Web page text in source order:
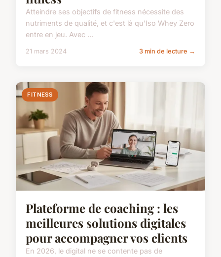
Atteindre ses objectifs de fitness nécessite des
nutriments de qualité, et c'est là qu'Iso Whey Zero
entre en jeu. Avec ...
21 mars 2024 3 min de lecture →
FITNESS
Plateforme de coaching : les
meilleures solutions digitales
pour accompagner vos clients
En 2026, le digital ne se contente pas de